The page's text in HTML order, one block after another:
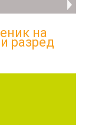
на
разред